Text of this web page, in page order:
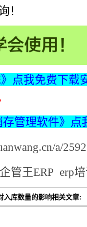
！
点我免费下载
管理软件》点
a/
企管王ERP erp
入库数量的影响相关文章: